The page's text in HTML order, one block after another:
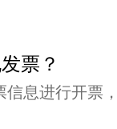
票？
息进行开票